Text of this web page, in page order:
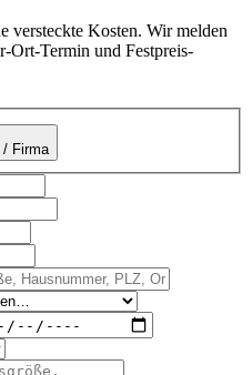
versteckte Kosten. Wir melden
Ort-Termin und Festpreis-
/ Firma